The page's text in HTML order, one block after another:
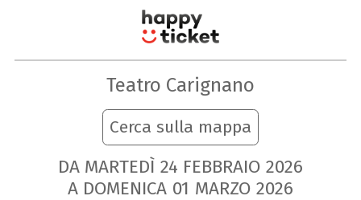
Teatro Carignano
Cerca sulla mappa
DA MARTEDÌ 24 FEBBRAIO 2026
A DOMENICA 01 MARZO 2026